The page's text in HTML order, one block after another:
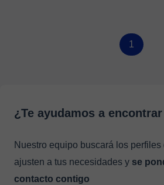
1
¿Te ayudamos a
Nuestro equipo buscará los perfiles
ajusten a tus necesidades y se
contacto contigo